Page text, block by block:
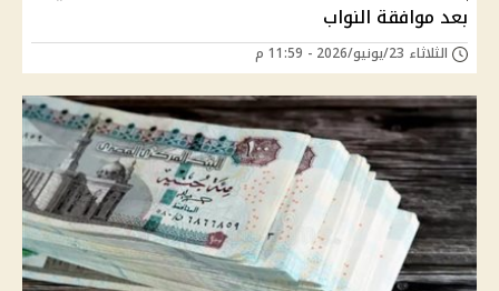
بعد موافقة النواب
الثلاثاء 23/يونيو/2026 - 11:59 م